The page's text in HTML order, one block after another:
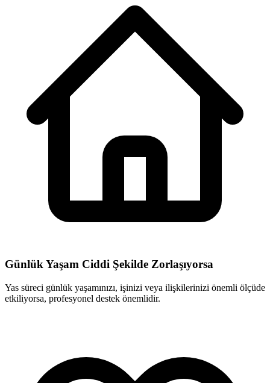
Günlük Yaşam Ciddi Şekilde Zorlaşıyorsa
Yas süreci günlük yaşamınızı, işinizi veya ilişkilerinizi önemli ölçüde
etkiliyorsa, profesyonel destek önemlidir.